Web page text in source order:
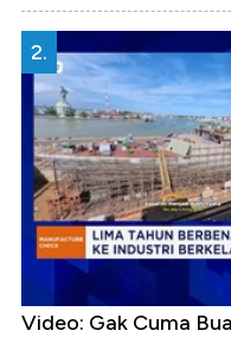
2.
Video: Gak Cuma